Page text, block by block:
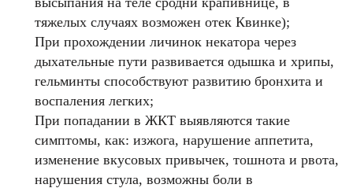
тяжелых случаях возможен отек Квинке);
При прохождении личинок некатора через
дыхательные пути развивается одышка и хрипы,
гельминты способствуют развитию бронхита и
воспаления легких;
При попадании в ЖКТ выявляются такие
симптомы, как: изжога, нарушение аппетита,
изменение вкусовых привычек, тошнота и рвота,
нарушения стула, возможны боли в